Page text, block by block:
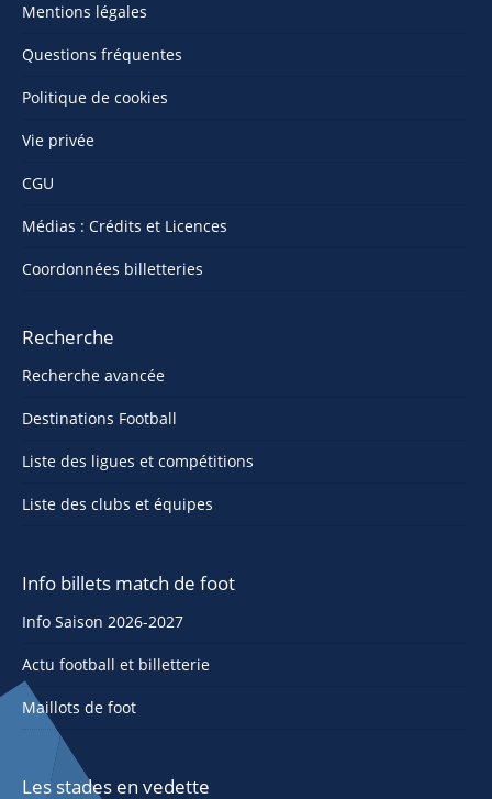
Mentions légales
Questions fréquentes
Politique de cookies
Vie privée
CGU
Médias : Crédits et Licences
Coordonnées billetteries
Recherche
Recherche avancée
Destinations Football
Liste des ligues et compétitions
Liste des clubs et équipes
Info billets match de foot
Info Saison 2026-2027
Actu football et billetterie
Maillots de foot
Les stades en vedette